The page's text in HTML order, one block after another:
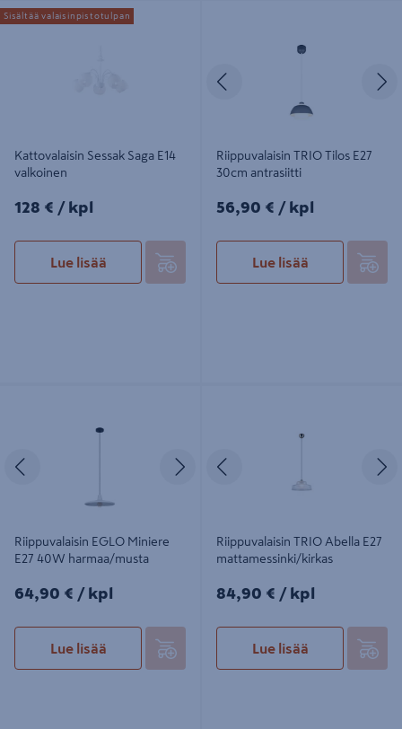
Kattovalaisin Sessak Saga E14
valkoinen
Kattovalaisin Sessak Saga E14
valkoinen
128€/kpl
128 € / kpl
Lue lisää
Sisältää valaisinpistotulpan
Riippuvalaisin TRIO Tilos E27
30cm antrasiitti
56,90€/kpl
56,90 € / kpl
Lue lisää
Seuraava
Riippuvalaisin EGLO Miniere
E27 40W harmaa/musta
64,90€/kpl
64,90 € / kpl
Lue lisää
Riippuvalaisin TRIO Abella E27
mattamessinki/kirkas
84,90€/kpl
84,90 € / kpl
Lue lisää